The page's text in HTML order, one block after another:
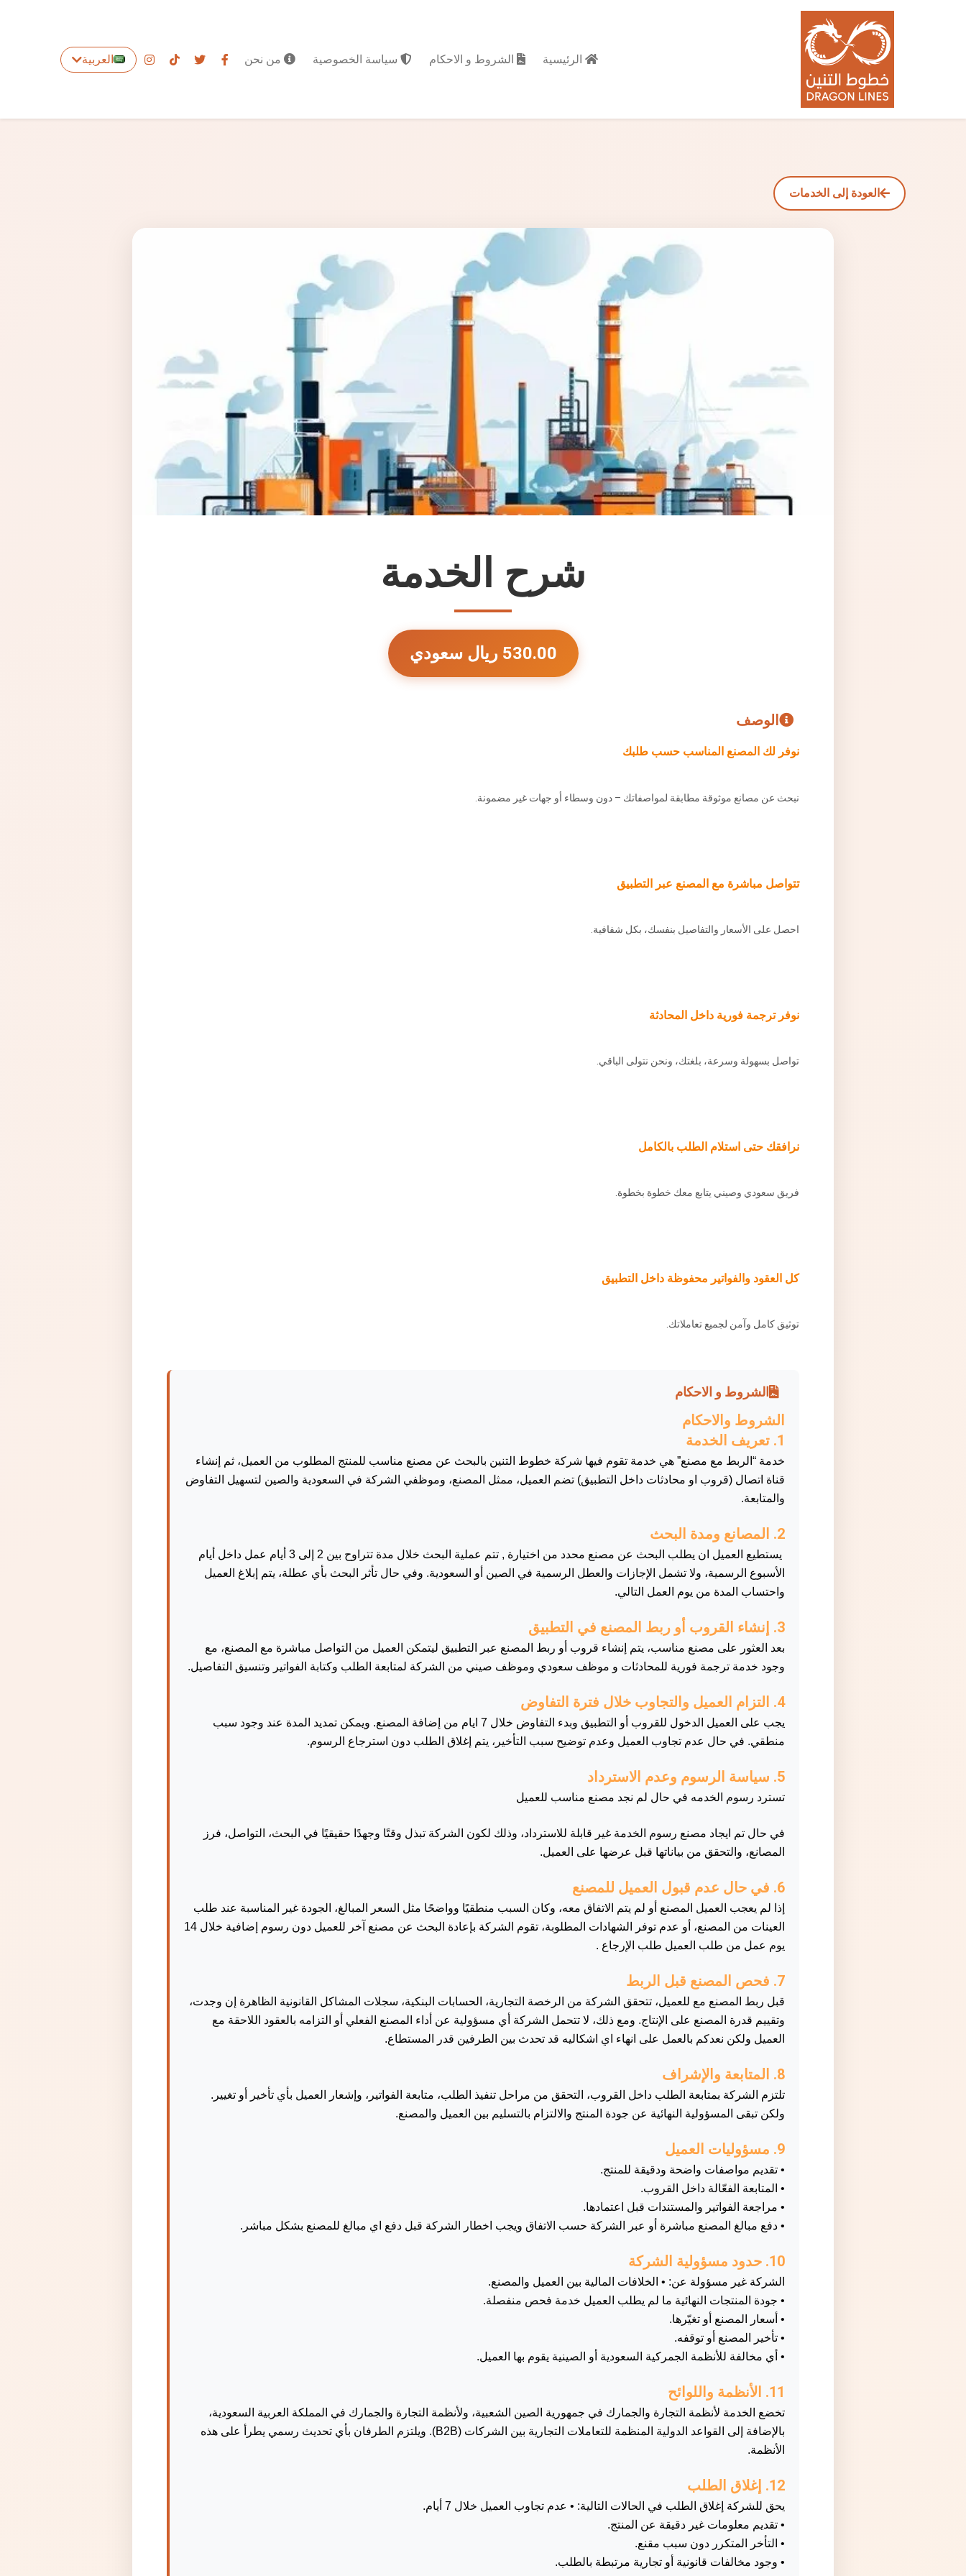
الرئيسية الشروط و الاحكام سياسة الخصوصية من نحن العربية
العودة إلى الخدمات
شرح الخدمة
530.00 ريال سعودي
الوصف
نوفر لك المصنع المناسب حسب طلبك
نبحث عن مصانع موثوقة مطابقة لمواصفاتك – دون وسطاء أو جهات غير مضمونة.
تتواصل مباشرة مع المصنع عبر التطبيق
احصل على الأسعار والتفاصيل بنفسك، بكل شفافية.
نوفر ترجمة فورية داخل المحادثة
تواصل بسهولة وسرعة، بلغتك، ونحن نتولى الباقي.
نرافقك حتى استلام الطلب بالكامل
فريق سعودي وصيني يتابع معك خطوة بخطوة.
كل العقود والفواتير محفوظة داخل التطبيق
توثيق كامل وآمن لجميع تعاملاتك.
الشروط و الاحكام
الشروط والاحكام
1. تعريف الخدمة
خدمة “الربط مع مصنع” هي خدمة تقوم فيها شركة خطوط التنين بالبحث عن مصنع مناسب للمنتج المطلوب من العميل، ثم إنشاء
قناة اتصال (قروب او محادثات داخل التطبيق) تضم العميل، ممثل المصنع، وموظفي الشركة في السعودية والصين لتسهيل التفاوض
والمتابعة.
2. المصانع ومدة البحث
يستطيع العميل ان يطلب البحث عن مصنع محدد من اختيارة , تتم عملية البحث خلال مدة تتراوح بين 2 إلى 3 أيام عمل داخل أيام
الأسبوع الرسمية، ولا تشمل الإجازات والعطل الرسمية في الصين أو السعودية. وفي حال تأثر البحث بأي عطلة، يتم إبلاغ العميل
واحتساب المدة من يوم العمل التالي.
3. إنشاء القروب أو ربط المصنع في التطبيق
بعد العثور على مصنع مناسب، يتم إنشاء قروب أو ربط المصنع عبر التطبيق ليتمكن العميل من التواصل مباشرة مع المصنع، مع
وجود خدمة ترجمة فورية للمحادثات و موظف سعودي وموظف صيني من الشركة لمتابعة الطلب وكتابة الفواتير وتنسيق التفاصيل.
4. التزام العميل والتجاوب خلال فترة التفاوض
يجب على العميل الدخول للقروب أو التطبيق وبدء التفاوض خلال 7 ايام من إضافة المصنع. ويمكن تمديد المدة عند وجود سبب
منطقي. في حال عدم تجاوب العميل وعدم توضيح سبب التأخير، يتم إغلاق الطلب دون استرجاع الرسوم.
5. سياسة الرسوم وعدم الاسترداد
تسترد رسوم الخدمه في حال لم نجد مصنع مناسب للعميل
في حال تم ايجاد مصنع رسوم الخدمة غير قابلة للاسترداد، وذلك لكون الشركة تبذل وقتًا وجهدًا حقيقيًا في البحث، التواصل، فرز
المصانع، والتحقق من بياناتها قبل عرضها على العميل.
6. في حال عدم قبول العميل للمصنع
إذا لم يعجب العميل المصنع أو لم يتم الاتفاق معه، وكان السبب منطقيًا وواضحًا مثل السعر المبالغ، الجودة غير المناسبة عند طلب
العينات من المصنع، أو عدم توفر الشهادات المطلوبة، تقوم الشركة بإعادة البحث عن مصنع آخر للعميل دون رسوم إضافية خلال 14
يوم عمل من طلب العميل طلب الإرجاع .
7. فحص المصنع قبل الربط
قبل ربط المصنع مع للعميل، تتحقق الشركة من الرخصة التجارية، الحسابات البنكية، سجلات المشاكل القانونية الظاهرة إن وجدت،
وتقييم قدرة المصنع على الإنتاج. ومع ذلك، لا تتحمل الشركة أي مسؤولية عن أداء المصنع الفعلي أو التزامه بالعقود اللاحقة مع
العميل ولكن نعدكم بالعمل على انهاء اي اشكاليه قد تحدث بين الطرفين قدر المستطاع.
8. المتابعة والإشراف
تلتزم الشركة بمتابعة الطلب داخل القروب، التحقق من مراحل تنفيذ الطلب، متابعة الفواتير، وإشعار العميل بأي تأخير أو تغيير.
ولكن تبقى المسؤولية النهائية عن جودة المنتج والالتزام بالتسليم بين العميل والمصنع.
9. مسؤوليات العميل
• تقديم مواصفات واضحة ودقيقة للمنتج.
• المتابعة الفعّالة داخل القروب.
• مراجعة الفواتير والمستندات قبل اعتمادها.
• دفع مبالغ المصنع مباشرة أو عبر الشركة حسب الاتفاق ويجب اخطار الشركة قبل دفع اي مبالغ للمصنع بشكل مباشر.
10. حدود مسؤولية الشركة
الشركة غير مسؤولة عن: • الخلافات المالية بين العميل والمصنع.
• جودة المنتجات النهائية ما لم يطلب العميل خدمة فحص منفصلة.
• أسعار المصنع أو تغيّرها.
• تأخير المصنع أو توقفه.
• أي مخالفة للأنظمة الجمركية السعودية أو الصينية يقوم بها العميل.
11. الأنظمة واللوائح
تخضع الخدمة لأنظمة التجارة والجمارك في جمهورية الصين الشعبية، ولأنظمة التجارة والجمارك في المملكة العربية السعودية،
بالإضافة إلى القواعد الدولية المنظمة للتعاملات التجارية بين الشركات (B2B). ويلتزم الطرفان بأي تحديث رسمي يطرأ على هذه
الأنظمة.
12. إغلاق الطلب
يحق للشركة إغلاق الطلب في الحالات التالية: • عدم تجاوب العميل خلال 7 أيام.
• تقديم معلومات غير دقيقة عن المنتج.
• التأخر المتكرر دون سبب مقنع.
• وجود مخالفات قانونية أو تجارية مرتبطة بالطلب.